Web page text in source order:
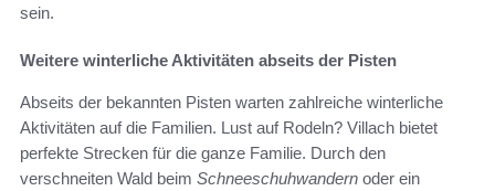
sein.
Weitere winterliche Aktivitäten abseits der Pisten
Abseits der bekannten Pisten warten zahlreiche winterliche
Aktivitäten auf die Familien. Lust auf Rodeln? Villach bietet
perfekte Strecken für die ganze Familie. Durch den
verschneiten Wald beim Schneeschuhwandern oder ein